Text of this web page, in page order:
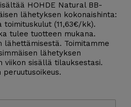
HOHDE Natural BB-
lähetyksen kokonaishinta:
toimituskulut (11,63€/kk).
tulee tuotteen mukana.
lähettämisestä. Toimitamme
lähetyksen
viikon sisällä tilauksestasi.